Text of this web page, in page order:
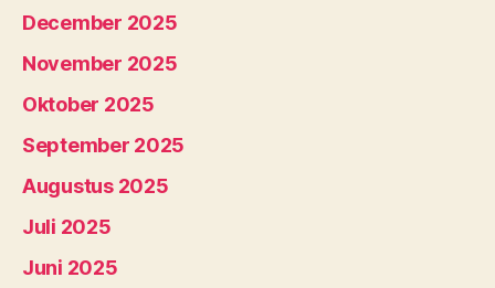
December 2025
November 2025
Oktober 2025
September 2025
Augustus 2025
Juli 2025
Juni 2025